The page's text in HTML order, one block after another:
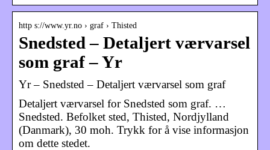
http s://www.yr.no › graf › Thisted
Snedsted – Detaljert værvarsel
som graf – Yr
Yr – Snedsted – Detaljert værvarsel som graf
Detaljert værvarsel for Snedsted som graf. …
Snedsted. Befolket sted, Thisted, Nordjylland
(Danmark), 30 moh. Trykk for å vise informasjon
om dette stedet.